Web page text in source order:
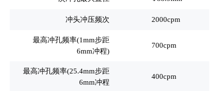
冲头冲压频次 2000cpm
最高冲孔频率(1mm步距
6mm冲程)
700cpm
最高冲孔频率(25.4mm步距
6mm冲程
400cpm